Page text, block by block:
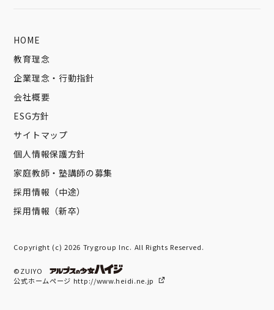
HOME
教育理念
企業理念・行動指針
会社概要
ESG方針
サイトマップ
個人情報保護方針
家庭教師・塾講師の募集
採用情報（中途）
採用情報（新卒）
Copyright (c) 2026 Trygroup Inc. All Rights Reserved.
©ZUIYO
公式ホームページ http://www.heidi.ne.jp